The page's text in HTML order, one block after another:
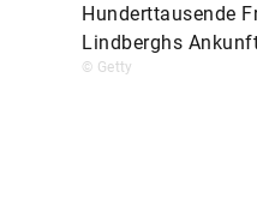
Hunderttausende
Lindberghs
© Getty